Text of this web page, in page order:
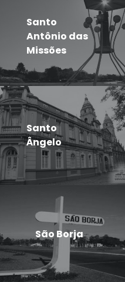
Santo
Antônio das
Missões
Santo
Ângelo
São Borja